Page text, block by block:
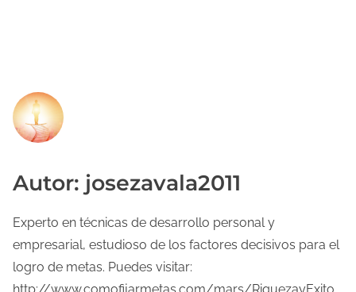
Autor: josezavala2011
Experto en técnicas de desarrollo personal y
empresarial, estudioso de los factores decisivos para el
logro de metas. Puedes visitar: